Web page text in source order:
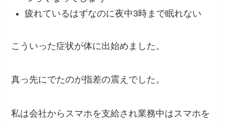
疲れているはずなのに夜中3時まで眠れない
こういった症状が体に出始めました。
真っ先にでたのが指差の震えでした。
私は会社からスマホを支給され業務中はスマホを